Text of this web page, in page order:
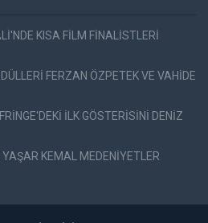
KISA FİLM FİNALİSTLERİ
FERZAN ÖZPETEK VE VAHİDE
İLK GÖSTERİSİNİ DENİZ
KEMAL MEDENİYETLER